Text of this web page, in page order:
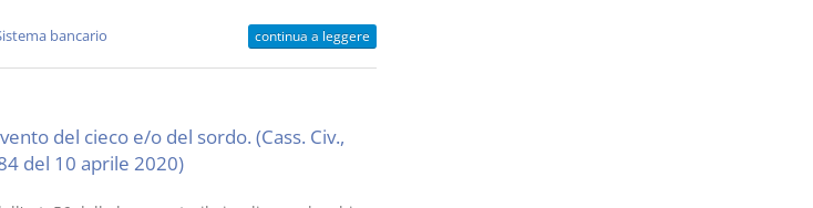
bancario continua a leggere
del cieco e/o del sordo. (Cass. Civ.,
del 10 aprile 2020)